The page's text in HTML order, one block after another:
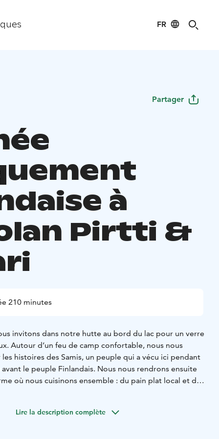
FR
Partager
à
Pirtti &
210 minutes
invitons dans notre hutte au bord du lac pour un verre
Autour d’un feu de camp confortable, nous nous
histoires des Samis, un peuple qui a vécu ici pendant
avant le peuple Finlandais. Nous nous rendrons ensuite
où nous cuisinons ensemble : du pain plat local et des
les traditions et la population locale. La famille Pohjola
Lire la description complète